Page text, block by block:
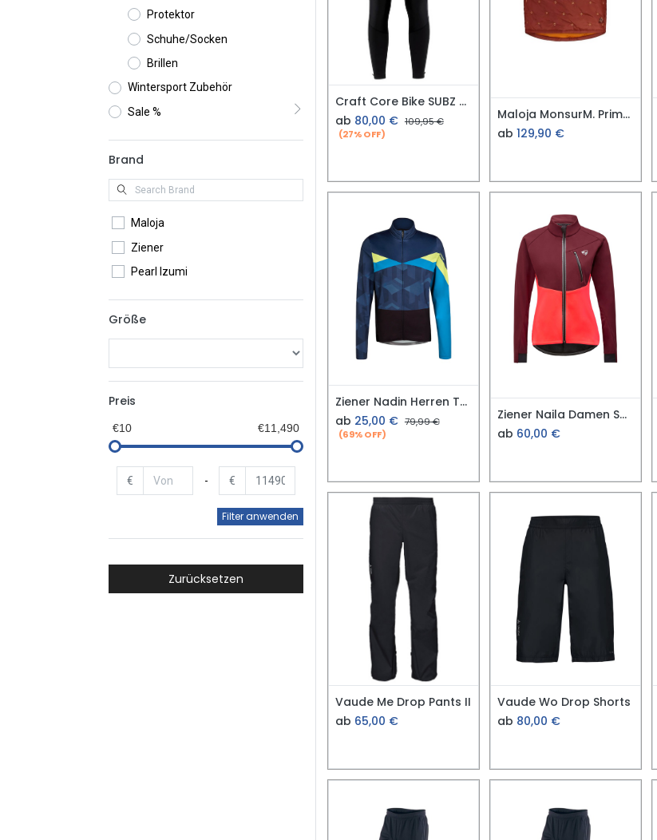
Protektor
Schuhe/Socken
Brillen
Wintersport Zubehör
Sale %
Brand
Maloja
Ziener
Pearl Izumi
Größe
Preis
€10 €11,490
€ - €
Filter anwenden
Zurücksetzen
Craft Core Bike SUBZ Wind Hose Damen
ab 80,00 € 109,95€
(27% OFF)
Maloja MonsurM. Primaloft Rock
ab 129,90 €
Ziener Nadin Herren Trikot Gr. 48
ab 25,00 € 79,99€
(69% OFF)
Ziener Naila Damen Softshell Jacke
ab 60,00 €
Vaude Me Drop Pants II
ab 65,00 €
Vaude Wo Drop Shorts
ab 80,00 €